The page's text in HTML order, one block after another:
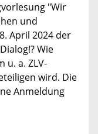
"Wir
und
April 2024 der
Wie
u. a. ZLV-
wird. Die
Anmeldung